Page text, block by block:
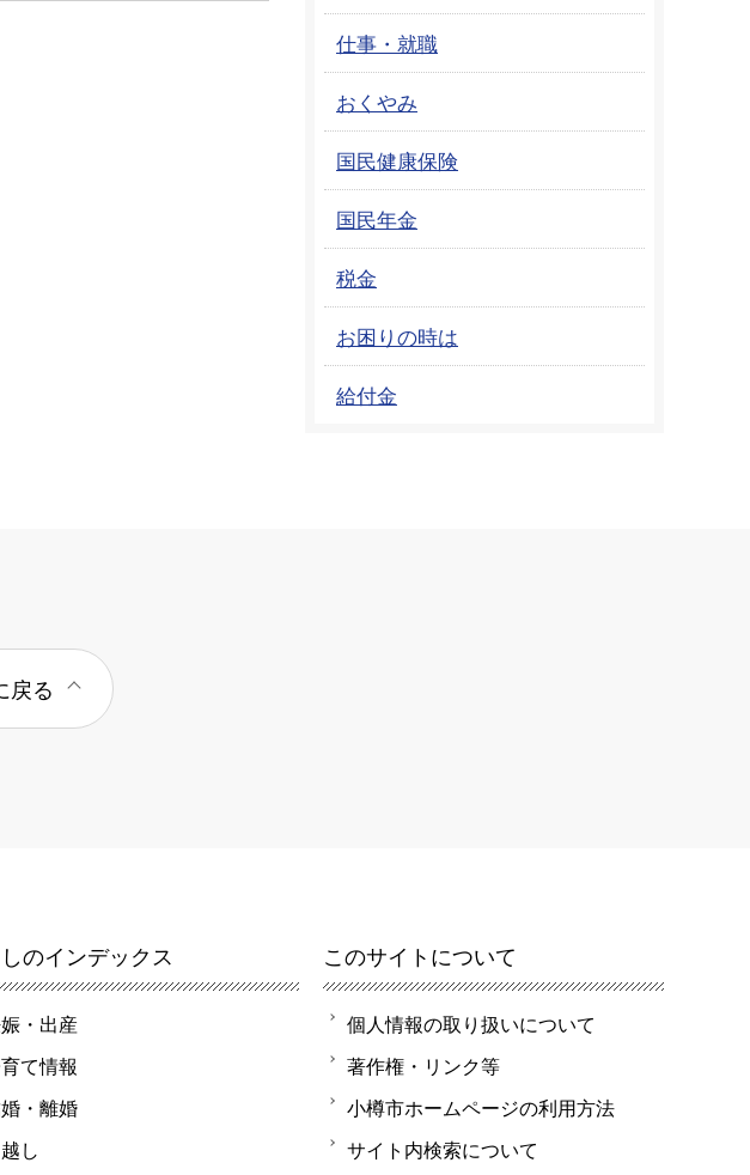
仕事・就職
おくやみ
国民健康保険
国民年金
税金
お困りの時は
給付金
戻る
のインデックス
・出産
て情報
・離婚
し
このサイトについて
個人情報の取り扱いについて
著作権・リンク等
小樽市ホームページの利用方法
サイト内検索について